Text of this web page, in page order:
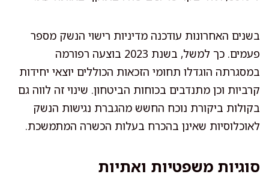
בשנים האחרונות עודכנה מדיניות רישוי הנשק מספר
פעמים. כך למשל, בשנת 2023 בוצעה רפורמה
במסגרתה הוגדלו תחומי הזכאות הכוללים יוצאי יחידות
קרביות וכן מתנדבים בכוחות הביטחון. שינוי זה לווה גם
בקולות ביקורת נוכח החשש מהגברת נגישות הנשק
לאוכלוסיות שאינן בהכרח בעלות הכשרה המתמשכת.
סוגיות משפטיות ואתיות